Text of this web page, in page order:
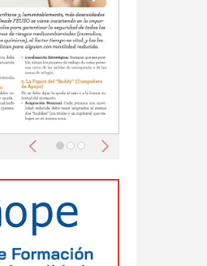
Anterior Siguiente